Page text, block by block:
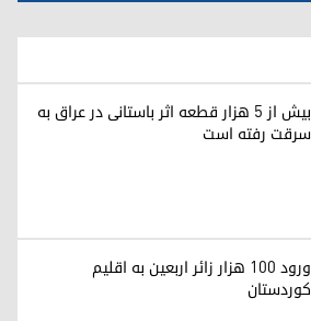
بیش از ۵ هزار قطعه اثر باستانی در عراق به
سرقت رفته است
ورود ۱۰۰ هزار زائر اربعین به اقلیم
کوردستان